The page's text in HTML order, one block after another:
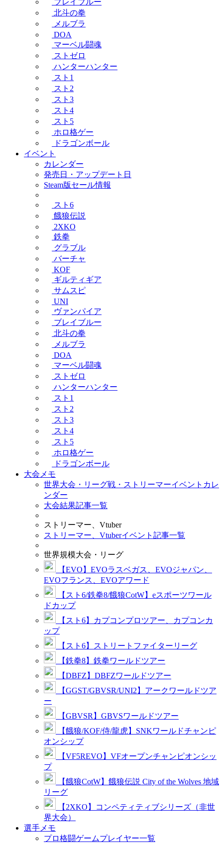
ブレイブルー
北斗の拳
メルブラ
DOA
マーベル闘魂
ストゼロ
ハンターハンター
スト1
スト2
スト3
スト4
スト5
ホロ格ゲー
ドラゴンボール
イベント
カレンダー
発売日・アップデート日
Steam版セール情報
スト6
餓狼伝説
2XKO
鉄拳
グラブル
バーチャ
KOF
ギルティギア
サムスピ
UNI
ヴァンパイア
ブレイブルー
北斗の拳
メルブラ
DOA
マーベル闘魂
ストゼロ
ハンターハンター
スト1
スト2
スト3
スト4
スト5
ホロ格ゲー
ドラゴンボール
大会メモ
世界大会・リーグ戦・ストリーマーイベントカレ
ンダー
大会結果記事一覧
ストリーマー、Vtuber
ストリーマー、Vtuberイベント記事一覧
世界規模大会・リーグ
【EVO】EVOラスベガス、EVOジャパン、
EVOフランス、EVOアワード
【スト6/鉄拳8/餓狼CotW】eスポーツワール
ドカップ
【スト6】カプコンプロツアー、カプコンカ
ップ
【スト6】ストリートファイターリーグ
【鉄拳8】鉄拳ワールドツアー
【DBFZ】DBFZワールドツアー
【GGST/GBVSR/UNI2】アークワールドツア
ー
【GBVSR】GBVSワールドツアー
【餓狼/KOF/侍/龍虎】SNKワールドチャンピ
オンシップ
【VF5REVO】VFオープンチャンピオンシッ
プ
【餓狼CotW】餓狼伝説 City of the Wolves 地域
リーグ
【2XKO】コンペティティブシリーズ（非世
界大会）
選手メモ
プロ格闘ゲームプレイヤー一覧